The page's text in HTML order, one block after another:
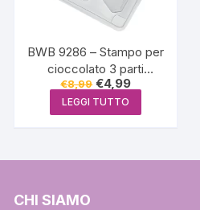
BWB 9286 – Stampo per
cioccolato 3 parti
Bombom Diamante 5g
€8,99 Il
prezzo
originale
era:
€4,99Il
prezzo
è:
LEGGI TUTTO
CHI SIAMO